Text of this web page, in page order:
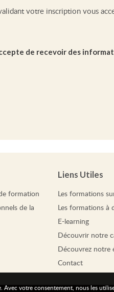
votre inscription vous
de recevoir des in
formation
de la
Liens Utiles
Lesformations
Lesformationsà
E-learning
Découvrir notre
Découvrez notre
Contact
Avec votre consentement, nous les